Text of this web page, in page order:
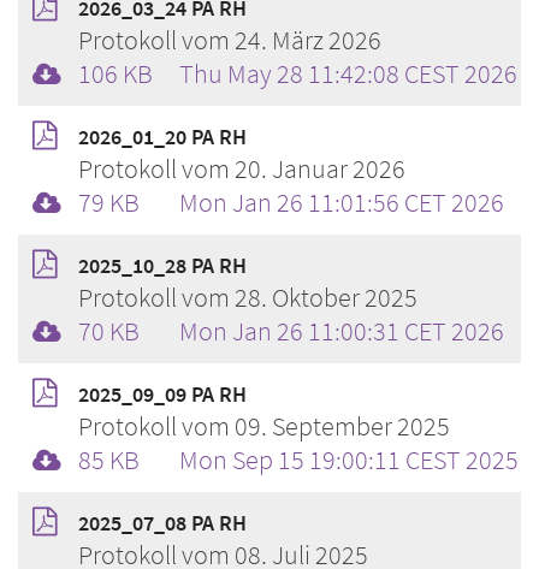
2026_03_24 PA RH
Protokoll vom 24. März 2026
106 KB
Thu May 28 11:42:08 CEST 2026
2026_01_20 PA RH
Protokoll vom 20. Januar 2026
79 KB
Mon Jan 26 11:01:56 CET 2026
2025_10_28 PA RH
Protokoll vom 28. Oktober 2025
70 KB
Mon Jan 26 11:00:31 CET 2026
2025_09_09 PA RH
Protokoll vom 09. September 2025
85 KB
Mon Sep 15 19:00:11 CEST 2025
2025_07_08 PA RH
Protokoll vom 08. Juli 2025